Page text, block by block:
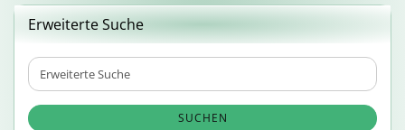
Erweiterte Suche
Erweiterte
Suche
SUCHEN